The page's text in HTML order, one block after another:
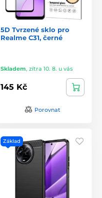
5D Tvrzené sklo pro
Realme C31, černé
Skladem, zítra 10. 8. u vás
145 Kč
Porovnat
Základ